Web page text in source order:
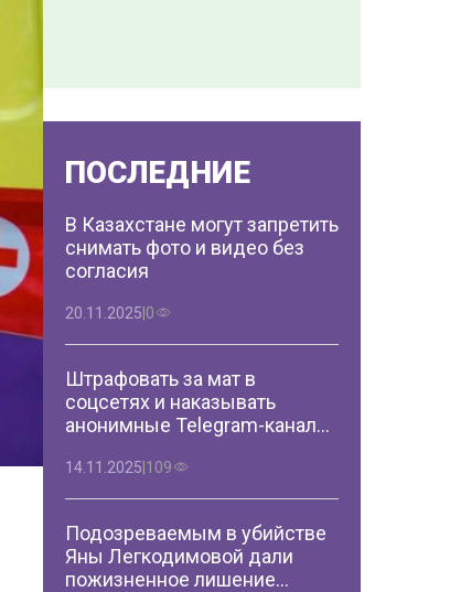
ПОСЛЕДНИЕ
В Казахстане могут запретить
снимать фото и видео без
согласия
20.11.2025 0
Штрафовать за мат в
соцсетях и наказывать
анонимные Telegram-каналы
14.11.2025 109
Подозреваемым в убийстве
Яны Легкодимовой дали
пожизненное лишение